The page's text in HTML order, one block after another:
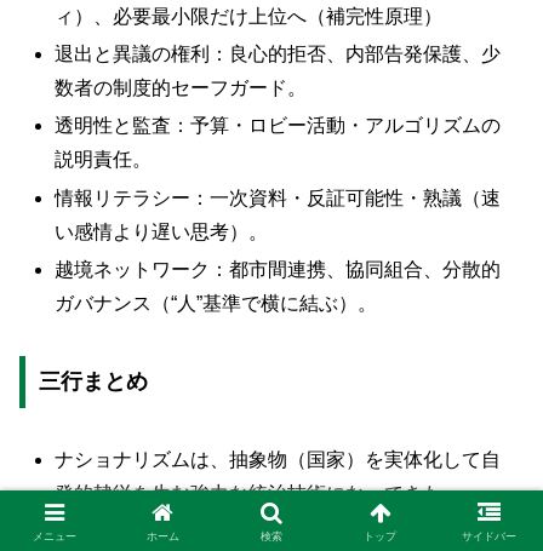
ィ）、必要最小限だけ上位へ（補完性原理）
退出と異議の権利：良心的拒否、内部告発保護、少
数者の制度的セーフガード。
透明性と監査：予算・ロビー活動・アルゴリズムの
説明責任。
情報リテラシー：一次資料・反証可能性・熟議（速
い感情より遅い思考）。
越境ネットワーク：都市間連携、協同組合、分散的
ガバナンス（“人”基準で横に結ぶ）。
三行まとめ
ナショナリズムは、抽象物（国家）を実体化して自
発的隷従を生む強力な統治技術になってきた。
人権を先に置き、国家を道具に格下げする設計（分
メニュー ホーム 検索 トップ サイドバー